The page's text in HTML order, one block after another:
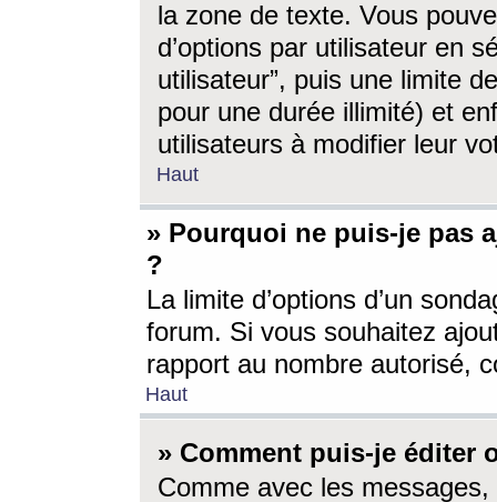
la zone de texte. Vous
d’options par utilisateur en
utilisateur”, puis une limite
pour une durée illimité) et
utilisateurs à modifier leur
Haut
» Pourquoi ne puis-je pas
?
La limite d’options d’un
forum. Si vous souhaitez
rapport au nombre autorisé,
Haut
» Comment puis-je éditer
Comme avec les